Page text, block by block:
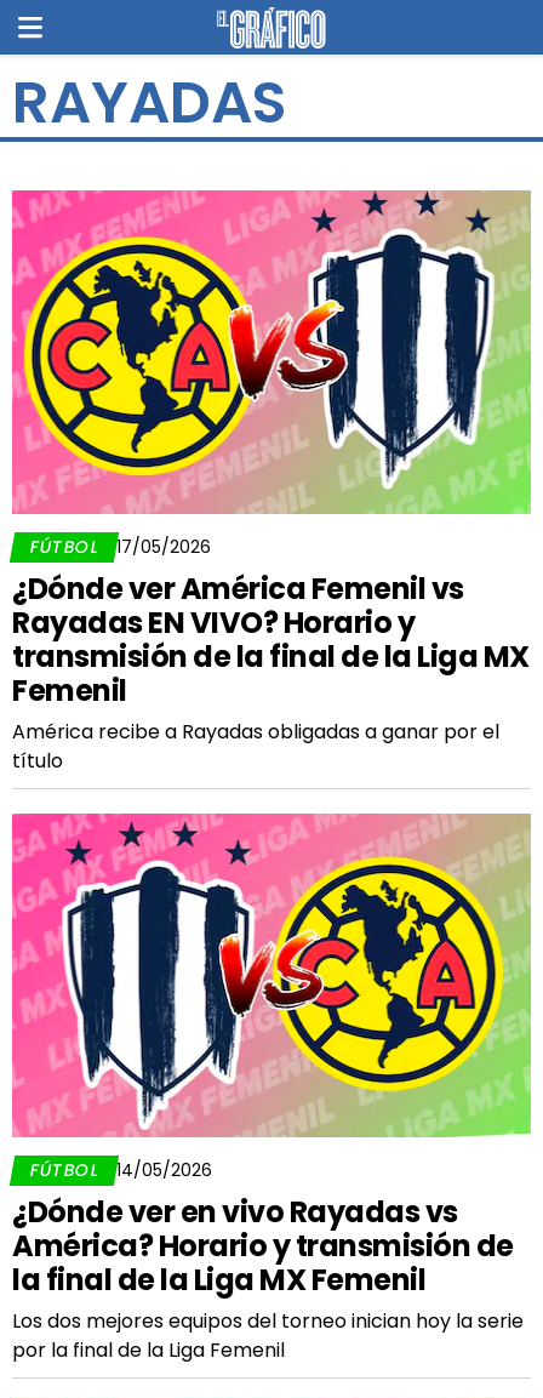
RAYADAS
FÚTBOL 17/05/2026
¿Dónde ver América Femenil vs
Rayadas EN VIVO? Horario y
transmisión de la final de la Liga MX
Femenil
América recibe a Rayadas obligadas a ganar por el
título
FÚTBOL 14/05/2026
¿Dónde ver en vivo Rayadas vs
América? Horario y transmisión de
la final de la Liga MX Femenil
Los dos mejores equipos del torneo inician hoy la serie
por la final de la Liga Femenil